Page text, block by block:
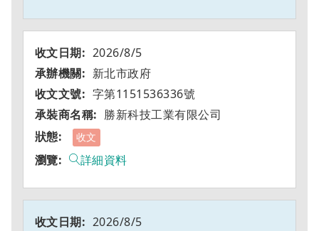
2026/8/5
新北市政府
字第1151536336號
勝新科技工業有限公司
收文
詳細資料
2026/8/5